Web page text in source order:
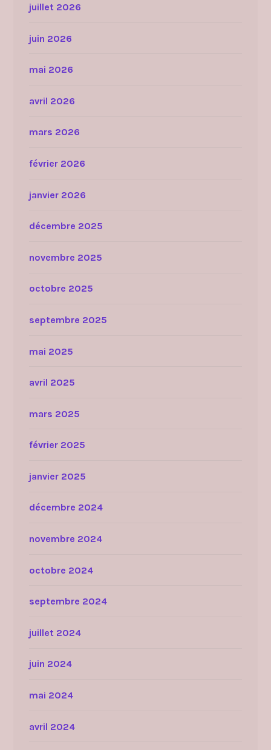
juillet 2026
juin 2026
mai 2026
avril 2026
mars 2026
février 2026
janvier 2026
décembre 2025
novembre 2025
octobre 2025
septembre 2025
mai 2025
avril 2025
mars 2025
février 2025
janvier 2025
décembre 2024
novembre 2024
octobre 2024
septembre 2024
juillet 2024
juin 2024
mai 2024
avril 2024